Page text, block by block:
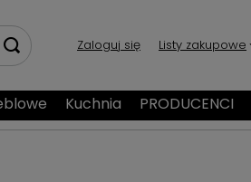
Zaloguj się Listy zakupowe
Kuchnia PRODUCENCI